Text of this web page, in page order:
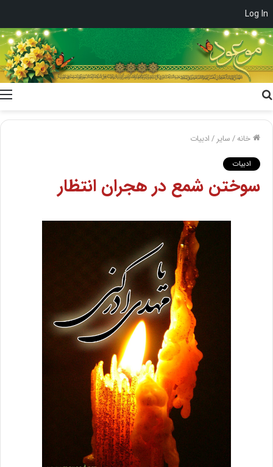
Log In
خانه/سایر /ادبیات
ادبیات
سوختن شمع در هجران انتظار